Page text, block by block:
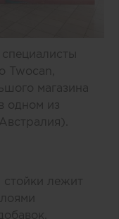
Twocan,
магазина
одном из
стойки лежит